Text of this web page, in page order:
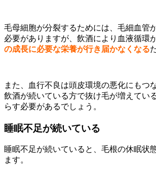
毛母細胞が分裂するためには、毛細血管
必要がありますが、飲酒により血液循環
の成長に必要な栄養が行き届かなくなる
また、血行不良は頭皮環境の悪化にもつ
飲酒が続いている方で抜け毛が増えてい
らす必要があるでしょう。
睡眠不足が続いている
睡眠不足が続いていると、毛根の休眠状
ます。